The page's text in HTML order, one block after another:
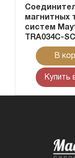
магнитных
систем
TRA034C-
В
Купить